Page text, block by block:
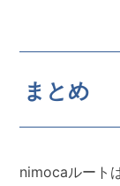
まとめ
nimocaルート